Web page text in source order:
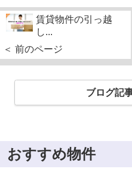
賃貸物件の引っ越
し...
＜ 前のページ
ブログ記
おすすめ物件